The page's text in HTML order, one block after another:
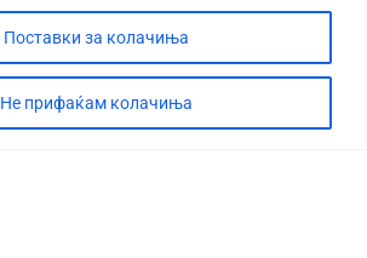
Поставки за колачиња
Не прифаќам колачиња